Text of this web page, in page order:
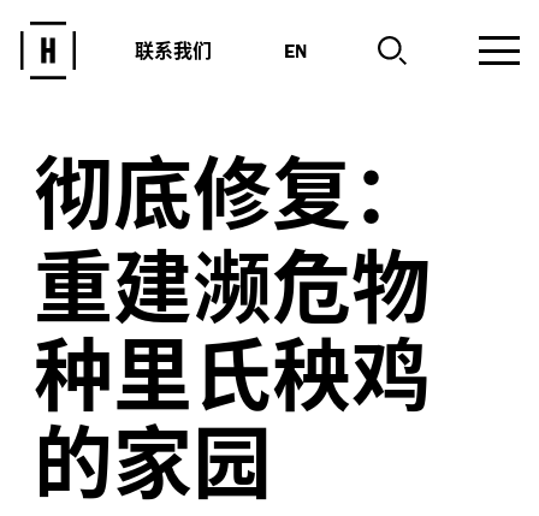
联系我们 EN
彻底修复：
重建濒危物
种里氏秧鸡
的家园